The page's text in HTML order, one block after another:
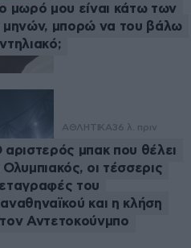
μωρό μου είναι κάτω των
μηνών, μπορώ να του βάλω
ΑΘΛΗΤΙΚΑ36 λ. πριν
αριστερός μπακ που θέλει
Ολυμπιακός, οι τέσσερις
του
και η κλήση
Αντετοκούνμπο